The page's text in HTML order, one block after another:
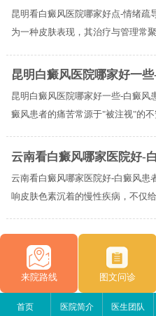
昆明看白癜风医院哪家好点-情绪疏
为一种皮肤表现，其治疗与管理常
昆明白癜风医院哪家好一
昆明白癜风医院哪家好一些-白癜风
癜风患者的痛苦常源于"被注视"的不
云南看白癜风哪家医院好-
云南看白癜风哪家医院好-白癜风患
响皮肤色素沉着的慢性疾病，不仅给
来院路线 图文问诊
首页 医院简介 医生团队